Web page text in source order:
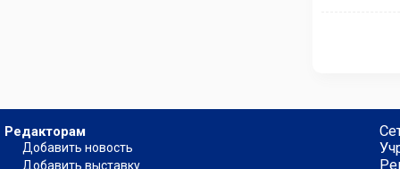
Редакторам
Добавить новость
Добавить выставку